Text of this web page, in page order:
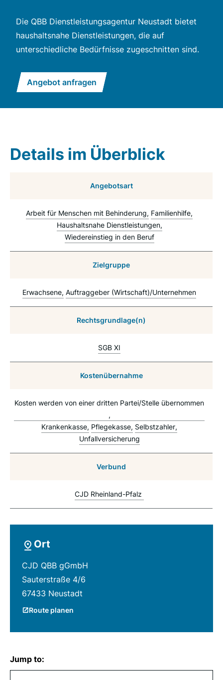
Die QBB Dienstleistungsagentur Neustadt bietet
haushaltsnahe Dienstleistungen, die auf
unterschiedliche Bedürfnisse zugeschnitten sind.
Angebot anfragen
Details im Überblick
Angebotsart
Arbeit für Menschen mit Behinderung Familienhilfe
Haushaltsnahe Dienstleistungen
Wiedereinstieg in den Beruf
Zielgruppe
Erwachsene Auftraggeber (Wirtschaft)/Unternehmen
Rechtsgrundlage(n)
SGB XI
Kostenübernahme
Kosten werden von einer dritten Partei/Stelle übernommen
Krankenkasse Pflegekasse Selbstzahler
Unfallversicherung
Verbund
CJD Rheinland-Pfalz
Ort
CJD QBB gGmbH
Sauterstraße 4/6
67433 Neustadt
Route planen
Jump to: